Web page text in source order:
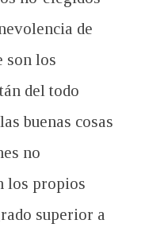
de
son los
del todo
buenas cosas
no
los propios
superior a